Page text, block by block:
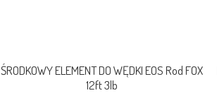
ŚRODKOWY ELEMENT DO WĘDKI EOS Rod FOX
12ft 3lb